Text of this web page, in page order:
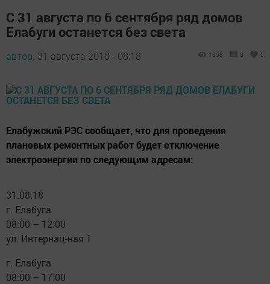
С 31 августа по 6 сентября ряд домов
Елабуги останется без света
автор, 31 августа 2018 - 08:18 1358 0 0
Елабужский РЭС сообщает, что для проведения
плановых ремонтных работ будет отключение
электроэнергии по следующим адресам:
31.08.18
г. Елабуга
08:00 – 12:00
ул. Интернац-ная 1
г. Елабуга
08:00 – 17:00